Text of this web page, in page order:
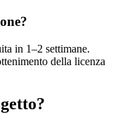
in 1–2 settimane.
della licenza